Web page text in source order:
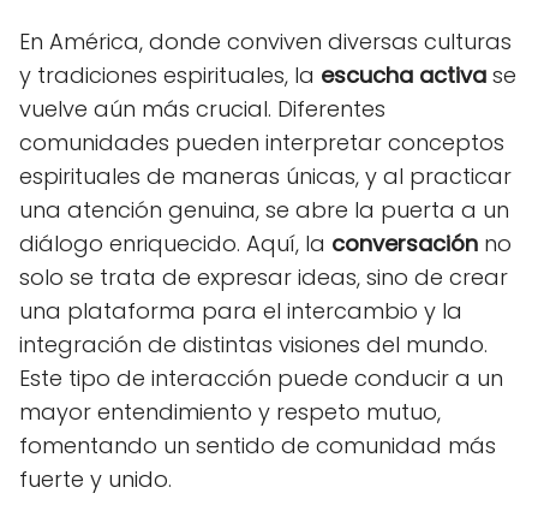
En América, donde conviven diversas culturas
y tradiciones espirituales, la escucha activa se
vuelve aún más crucial. Diferentes
comunidades pueden interpretar conceptos
espirituales de maneras únicas, y al practicar
una atención genuina, se abre la puerta a un
diálogo enriquecido. Aquí, la conversación no
solo se trata de expresar ideas, sino de crear
una plataforma para el intercambio y la
integración de distintas visiones del mundo.
Este tipo de interacción puede conducir a un
mayor entendimiento y respeto mutuo,
fomentando un sentido de comunidad más
fuerte y unido.